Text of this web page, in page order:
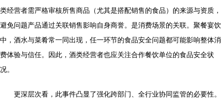
类经营者需严格审核所售商品（尤其是搭配销售的食品）的来源与资质，
避免问题产品通过关联销售影响自身商誉。是消费场景的关联。聚餐宴饮
中，酒水与菜肴常一同出现，任一环节的食品安全问题都可能影响整体消
费体验与信任。因此，酒类经营者也应关注合作餐饮单位的食品安全状
况。
更深层次看，此事件凸显了强化跨部门、全行业协同监管的必要性。